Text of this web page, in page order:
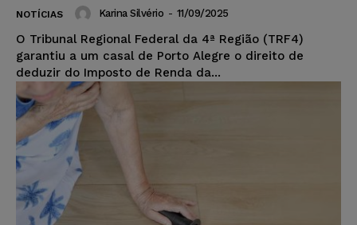
NOTÍCIAS Karina Silvério - 11/09/2025
O Tribunal Regional Federal da 4ª Região (TRF4)
garantiu a um casal de Porto Alegre o direito de
deduzir do Imposto de Renda da...